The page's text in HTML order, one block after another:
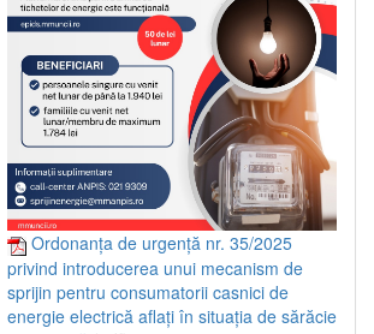
Ordonanța de urgență nr. 35/2025
privind introducerea unui mecanism de
sprijin pentru consumatorii casnici de
energie electrică aflați în situația de sărăcie